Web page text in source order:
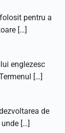
pentru a
[…]
englezesc
[…]
de
[…]